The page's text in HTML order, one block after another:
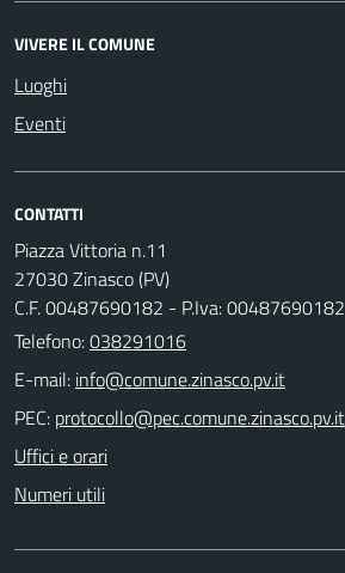
VIVERE IL COMUNE
Luoghi
Eventi
CONTATTI
Piazza Vittoria n.11
27030 Zinasco (PV)
C.F. 00487690182 - P.Iva: 00487690182
Telefono:038291016
E-mail:
PEC:
Uffici e orari
Numeri utili